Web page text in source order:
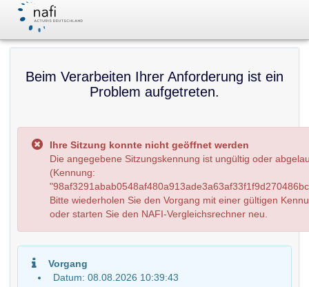
Beim Verarbeiten Ihrer Anforderung ist ein
Problem aufgetreten.
Ihre Sitzung konnte nicht geöffnet werden
Die angegebene Sitzungskennung ist ungültig oder
(Kennung:
Bitte wiederholen Sie den Vorgang mit einer gültigen
oder starten Sie den NAFI-Vergleichsrechner neu.
Vorgang
Datum: 08.08.2026 10:39:43